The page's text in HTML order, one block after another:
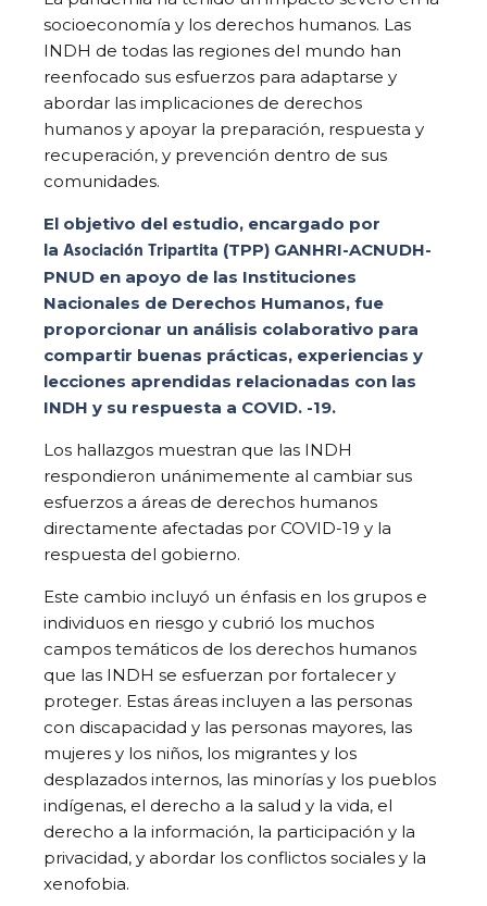
socioeconomía y los derechos humanos. Las
INDH de todas las regiones del mundo han
reenfocado sus esfuerzos para adaptarse y
abordar las implicaciones de derechos
humanos y apoyar la preparación, respuesta y
recuperación, y prevención dentro de sus
comunidades.
El objetivo del estudio, encargado por
la Asociación Tripartita (TPP) GANHRI-ACNUDH-
PNUD en apoyo de las Instituciones
Nacionales de Derechos Humanos, fue
proporcionar un análisis colaborativo para
compartir buenas prácticas, experiencias y
lecciones aprendidas relacionadas con las
INDH y su respuesta a COVID. -19.
Los hallazgos muestran que las INDH
respondieron unánimemente al cambiar sus
esfuerzos a áreas de derechos humanos
directamente afectadas por COVID-19 y la
respuesta del gobierno.
Este cambio incluyó un énfasis en los grupos e
individuos en riesgo y cubrió los muchos
campos temáticos de los derechos humanos
que las INDH se esfuerzan por fortalecer y
proteger. Estas áreas incluyen a las personas
con discapacidad y las personas mayores, las
mujeres y los niños, los migrantes y los
desplazados internos, las minorías y los pueblos
indígenas, el derecho a la salud y la vida, el
derecho a la información, la participación y la
privacidad, y abordar los conflictos sociales y la
xenofobia.